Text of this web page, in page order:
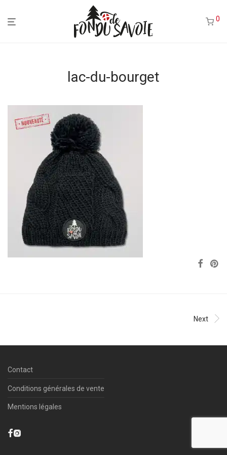
0
lac-du-bourget
Next
Contact
Conditions générales de vente
Mentions légales